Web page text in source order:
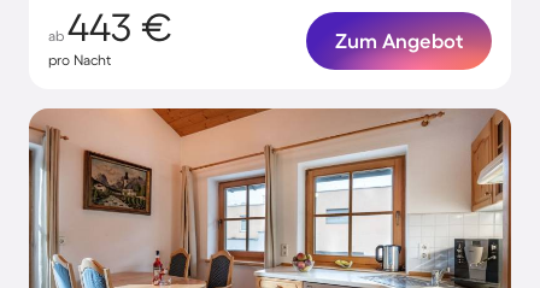
ab 443 €
pro Nacht
Zum Angebot